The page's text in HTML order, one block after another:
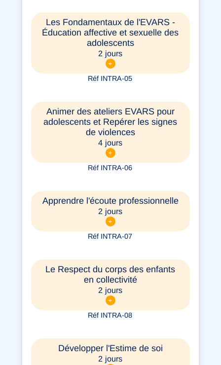
Les Fondamentaux de l'EVARS -
Éducation affective et sexuelle des
adolescents
2 jours
+
Réf INTRA-05
Animer des ateliers EVARS pour
adolescents et Repérer les signes
de violences
4 jours
+
Réf INTRA-06
Apprendre l'écoute professionnelle
2 jours
+
Réf INTRA-07
Le Respect du corps des enfants
en collectivité
2 jours
+
Réf INTRA-08
Développer l'Estime de soi
2 jours